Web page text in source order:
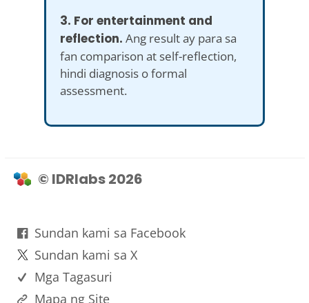
3. For entertainment and
reflection. Ang result ay para sa
fan comparison at self-reflection,
hindi diagnosis o formal
assessment.
© IDRlabs 2026
Sundan kami sa Facebook
Sundan kami sa X
Mga Tagasuri
Mapa ng Site